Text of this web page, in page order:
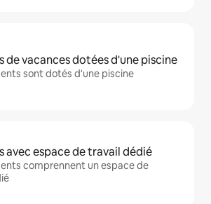
de vacances dotées d'une piscine
sont dotés d'une piscine
avec espace de travail dédié
comprennent un espace de